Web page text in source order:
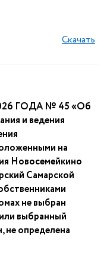
Скачать
ГОДА № 45 «Об
и ведения
на
Новосемейкино
Самарской
не выбран
выбранный
не определена